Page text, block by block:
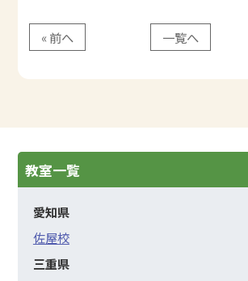
« 前へ 一覧へ
教室一覧
愛知県
佐屋校
三重県